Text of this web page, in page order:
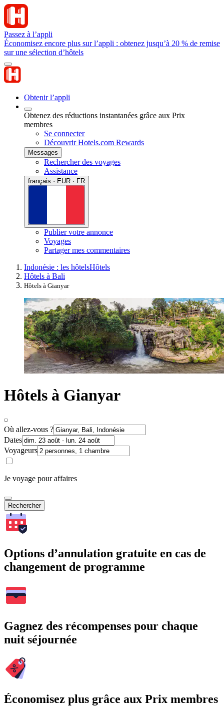
Passez à l’appli
Économisez encore plus sur l’appli : obtenez jusqu’à 20 % de remise
sur une sélection d’hôtels
Obtenir l’appli
Obtenez des réductions instantanées grâce aux Prix
membres
Se connecter
Découvrir Hotels.com Rewards
Messages
Rechercher des voyages
Assistance
français · EUR · FR
Publier votre annonce
Voyages
Partager mes commentaires
Indonésie : les hôtelsHôtels
Hôtels à Bali
Hôtels à Gianyar
Hôtels à Gianyar
Où allez-vous ?
Dates
Voyageurs
Je voyage pour affaires
Rechercher
Options d’annulation gratuite en cas de
changement de programme
Gagnez des récompenses pour chaque
nuit séjournée
Économisez plus grâce aux Prix membres